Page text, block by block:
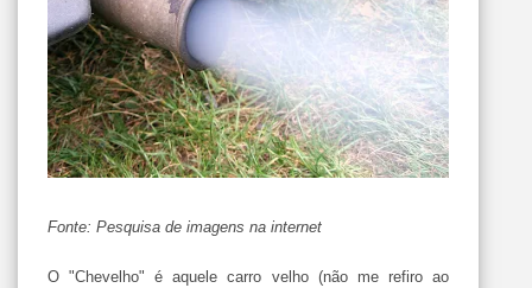
Fonte: Pesquisa de imagens na internet
O "Chevelho" é aquele carro velho (não me refiro ao